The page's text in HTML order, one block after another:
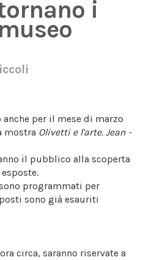
i
per il mese di marzo
mostra Olivetti e l'arte. Jean -
il pubblico alla scoperta
programmati per
sono già esauriti
circa, saranno riservate a